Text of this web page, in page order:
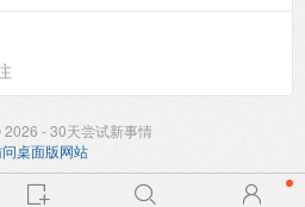
- 30天尝试新事情
桌面版网站